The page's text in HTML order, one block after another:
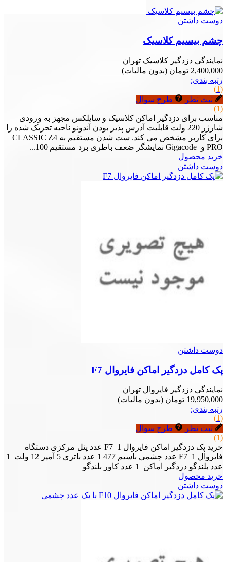
دوست داشتن
چشم بیسیم کلاسیک
نمایندگی دزدگیر کلاسیک تهران
2,400,000 تومان
(بدون مالیات)
رتبه بندی:
(1)
ثبت نظر
طرح سوال
(1)
مناسب برای دزدگیر اماکن کلاسیک و سایلکس مجهز به ورودی
شارژر 220 ولت قابلیت آدرس پذیر بودن آندونو ناحیه تحریک شده را
برای کاربر مشخص می کند. ست شدن مستقیم به CLASSIC Z4
PRO و Gigacode نمایشگر ضعف باطری برد مستقیم 100...
خرید محصول
دوست داشتن
دوست داشتن
پک کامل دزدگیر اماکن فایروال F7
نمایندگی دزدگیر فایروال تهران
19,950,000 تومان
(بدون مالیات)
رتبه بندی:
(1)
ثبت نظر
طرح سوال
(1)
خرید پک دزدگیر اماکن فایروال F7 1 عدد پنل مرکزی دستگاه
فایروال F7 1 عدد چشمی باسیم 477 1 عدد باتری 5 آمپر 12 ولت 1
عدد بلندگو دزدگیر اماکن 1 عدد کاور بلندگو
خرید محصول
دوست داشتن